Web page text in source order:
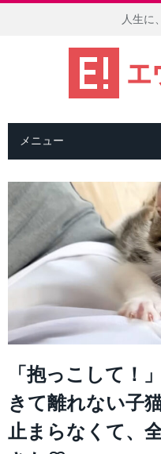
人生に
メニュー
「抱っこして！
きて離れない子
止まらなくて、